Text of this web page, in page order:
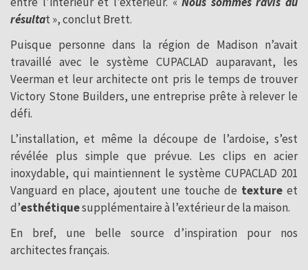
résultat », conclut Brett.
Puisque personne dans la région de Madison n’avait
travaillé avec le système CUPACLAD auparavant, les
Veerman et leur architecte ont pris le temps de trouver
Victory Stone Builders, une entreprise prête à relever le
défi.
L’installation, et même la découpe de l’ardoise, s’est
révélée plus simple que prévue. Les clips en acier
inoxydable, qui maintiennent le système CUPACLAD 201
Vanguard en place, ajoutent une touche de texture et
d’esthétiquesupplémentaire à l’extérieur de la maison.
En bref, une belle source d’inspiration pour nos
architectes français.